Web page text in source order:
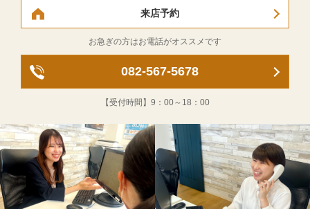
来店予約
お急ぎの方はお電話がオススメです
082-567-5678
【受付時間】 9：00～18：00